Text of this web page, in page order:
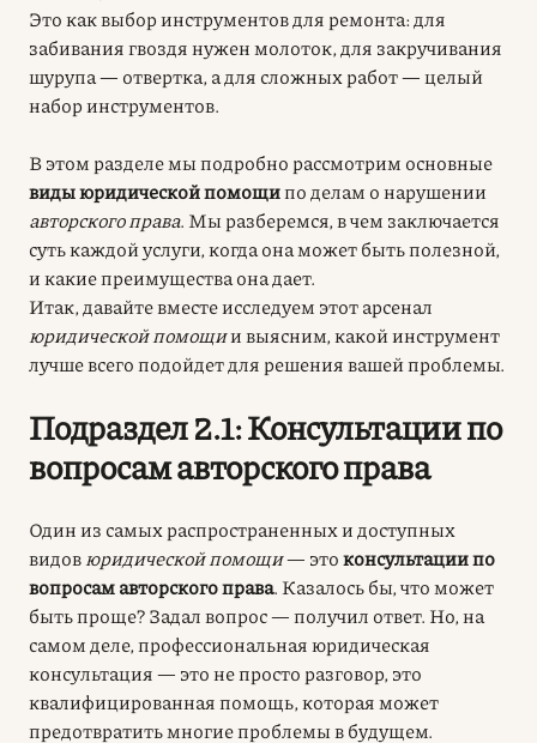
Это как выбор инструментов для ремонта: для
забивания гвоздя нужен молоток, для закручивания
шурупа — отвертка, а для сложных работ — целый
набор инструментов.
В этом разделе мы подробно рассмотрим основные
виды юридической помощипо делам о нарушении
авторского права. Мы разберемся, в чем заключается
суть каждой услуги, когда она может быть полезной,
и какие преимущества она дает.
Итак, давайте вместе исследуем этот арсенал
юридической помощии выясним, какой инструмент
лучше всего подойдет для решения вашей проблемы.
Подраздел 2.1: Консультации по
вопросам авторского права
Один из самых распространенных и доступных
видов юридической помощи— этоконсультации по
вопросам авторского права. Казалось бы, что может
быть проще? Задал вопрос — получил ответ. Но, на
самом деле, профессиональная юридическая
консультация — это не просто разговор, это
квалифицированная помощь, которая может
предотвратить многие проблемы в будущем.